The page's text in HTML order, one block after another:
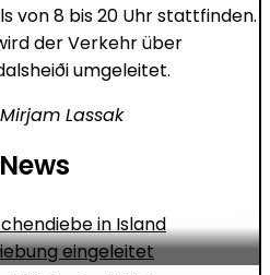
von 8 bis 20 Uhr stattfinden.
der Verkehr über
umgeleitet.
Lassak
in
– Abschiebung
31, 2026
sechs rumänische
sind, die Touristen